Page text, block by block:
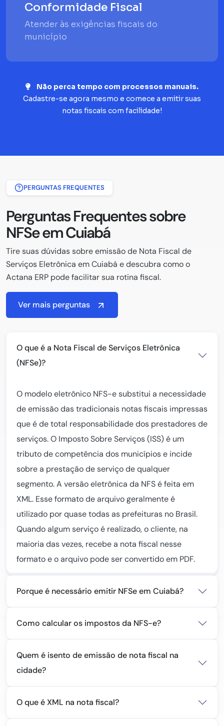
Conformidade Fiscal
Atender às exigências fiscais do
município
Não perca tempo com processos manuais.
Cadastre-se agora mesmo e comece a emitir suas
notas fiscais com facilidade!
PERGUNTAS FREQUENTES
Perguntas Frequentes sobre
NFSe em Cuiabá
Tire suas dúvidas sobre emissão de Nota Fiscal de
Serviços Eletrônica em Cuiabá e descubra como o
Actana ERP pode facilitar sua rotina fiscal.
Ver mais perguntas
O que é a Nota Fiscal de Serviços Eletrônica
(NFSe)?
O modelo eletrônico NFS-e substitui a necessidade
de emissão das tradicionais notas fiscais impressas
que é de total responsabilidade dos prestadores de
serviços. O Imposto Sobre Serviços (ISS) é um
tributo de competência dos municípios e incide
sobre a prestação de serviço de qualquer
segmento. A versão eletrônica da NFS é feita em
XML. Esse formato de arquivo geralmente é
utilizado por quase todas as prefeituras no Brasil.
Quando algum serviço é realizado, o cliente, na
maioria das vezes, recebe a nota fiscal nesse
formato e o arquivo pode ser convertido em PDF.
Porque é necessário emitir NFSe em Cuiabá?
Como calcular os impostos da NFS-e?
Quem é isento de emissão de nota fiscal na
cidade?
O que é XML na nota fiscal?